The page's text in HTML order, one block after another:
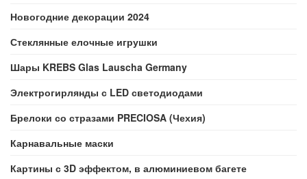
Новогодние декорации 2024
Стеклянные елочные игрушки
Шары KREBS Glas Lauscha Germany
Электрогирлянды с LED светодиодами
Брелоки со стразами PRECIOSA (Чехия)
Карнавальные маски
Картины с 3D эффектом, в алюминиевом багете